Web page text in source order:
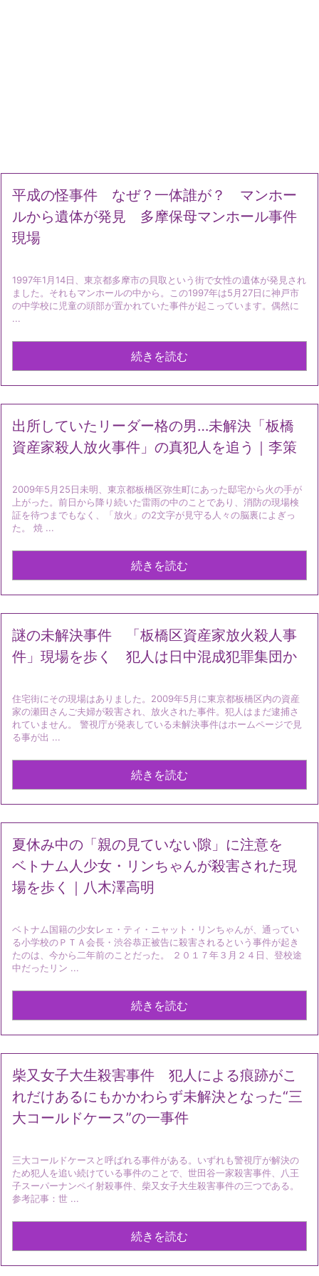
平成の怪事件 なぜ？一体誰が？ マンホー
ルから遺体が発見 多摩保母マンホール事件
現場
1997年1月14日、東京都多摩市の貝取という街で女性の遺体が発見され
ました。それもマンホールの中から。この1997年は5月27日に神戸市
の中学校に児童の頭部が置かれていた事件が起こっています。偶然に
...
続きを読む
出所していたリーダー格の男…未解決「板橋
資産家殺人放火事件」の真犯人を追う｜李策
2009年5月25日未明、東京都板橋区弥生町にあった邸宅から火の手が
上がった。前日から降り続いた雷雨の中のことであり、消防の現場検
証を待つまでもなく、「放火」の2文字が見守る人々の脳裏によぎっ
た。 焼 ...
続きを読む
謎の未解決事件 「板橋区資産家放火殺人事
件」現場を歩く 犯人は日中混成犯罪集団か
住宅街にその現場はありました。2009年5月に東京都板橋区内の資産
家の瀬田さんご夫婦が殺害され、放火された事件。犯人はまだ逮捕さ
れていません。 警視庁が発表している未解決事件はホームページで見
る事が出 ...
続きを読む
夏休み中の「親の見ていない隙」に注意を
ベトナム人少女・リンちゃんが殺害された現
場を歩く｜八木澤高明
ベトナム国籍の少女レェ・ティ・ニャット・リンちゃんが、通ってい
る小学校のＰＴＡ会長・渋谷恭正被告に殺害されるという事件が起き
たのは、今から二年前のことだった。 ２０１７年３月２４日、登校途
中だったリン ...
続きを読む
柴又女子大生殺害事件 犯人による痕跡がこ
れだけあるにもかかわらず未解決となった“三
大コールドケース”の一事件
三大コールドケースと呼ばれる事件がある。いずれも警視庁が解決の
ため犯人を追い続けている事件のことで、世田谷一家殺害事件、八王
子スーパーナンペイ射殺事件、柴又女子大生殺害事件の三つである。
参考記事：世 ...
続きを読む